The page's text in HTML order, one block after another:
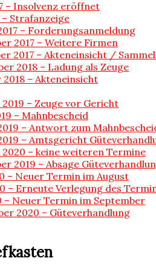
– Insolvenz eröffnet
– Strafanzeige
– Forderungsanmeldung
2017 – Weitere Firmen
2017 – Akteneinsicht /
2018 – Ladung als Zeuge
– Akteneinsicht
– Zeuge vor Gericht
– Mahnbescheid
– Antwort zum
– Amtsgericht
– keine weiteren Termine
2019 – Absage
– Neuer Termin im August
– Erneute Verlegung des
– Neuer Termin im September
2020 – Güteverhandlung